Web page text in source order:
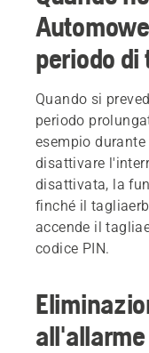
periodo di
Quando si
periodo
esempio
disattivare
disattivata, la
finché il
accende il
codice PIN.
all'allarme